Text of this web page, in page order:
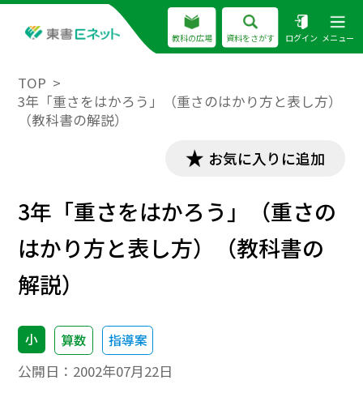
教科の広場 資料をさがす ログイン メニュー
TOP
3年「重さをはかろう」（重さのはかり方と表し方）
（教科書の解説）
お気に入りに追加
3年「重さをはかろう」（重さの
はかり方と表し方）（教科書の
解説）
小 算数 指導案
公開日： 2002年07月22日